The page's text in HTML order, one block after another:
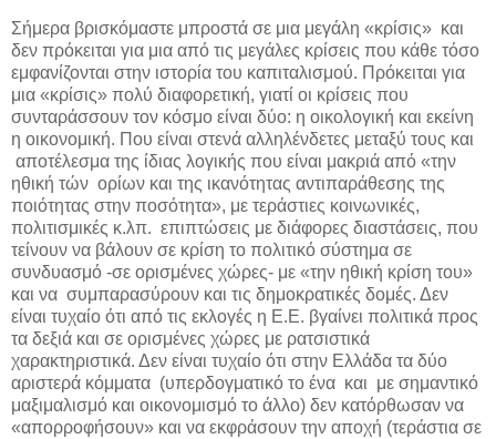
Σήμερα βρισκόμαστε μπροστά σε μια μεγάλη «κρίσις» και
δεν πρόκειται για μια από τις μεγάλες κρίσεις που κάθε τόσο
εμφανίζονται στην ιστορία του καπιταλισμού. Πρόκειται για
μια «κρίσις» πολύ διαφορετική, γιατί οι κρίσεις που
συνταράσσουν τον κόσμο είναι δύο: η οικολογική και εκείνη
η οικονομική. Που είναι στενά αλληλένδετες μεταξύ τους και
αποτέλεσμα της ίδιας λογικής που είναι μακριά από «την
ηθική τών ορίων και της ικανότητας αντιπαράθεσης της
ποιότητας στην ποσότητα», με τεράστιες κοινωνικές,
πολιτισμικές κ.λπ. επιπτώσεις με διάφορες διαστάσεις, που
τείνουν να βάλουν σε κρίση το πολιτικό σύστημα σε
συνδυασμό -σε ορισμένες χώρες- με «την ηθική κρίση του»
και να συμπαρασύρουν και τις δημοκρατικές δομές. Δεν
είναι τυχαίο ότι από τις εκλογές η Ε.Ε. βγαίνει πολιτικά προς
τα δεξιά και σε ορισμένες χώρες με ρατσιστικά
χαρακτηριστικά. Δεν είναι τυχαίο ότι στην Ελλάδα τα δύο
αριστερά κόμματα (υπερδογματικό το ένα και με σημαντικό
μαξιμαλισμό και οικονομισμό το άλλο) δεν κατόρθωσαν να
«απορροφήσουν» και να εκφράσουν την αποχή (τεράστια σε